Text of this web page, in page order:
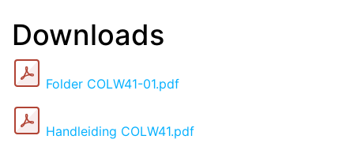
Downloads
Folder COLW41-01.pdf
Handleiding COLW41.pdf